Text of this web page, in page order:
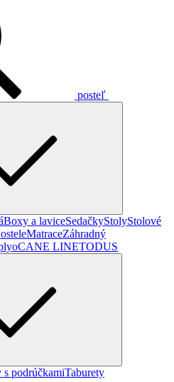
posteľ
Boxy a laviceSedačkyStolyStolové
MatraceZáhradný
CANE LINETODUS
s podrúčkamiTaburety